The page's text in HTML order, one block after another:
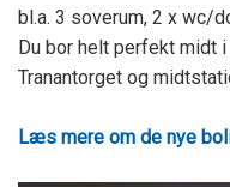
bl.a. 3 soverum, 2 x wc/
Du bor helt perfekt midt
Tranantorget og
Læs mere om de nye